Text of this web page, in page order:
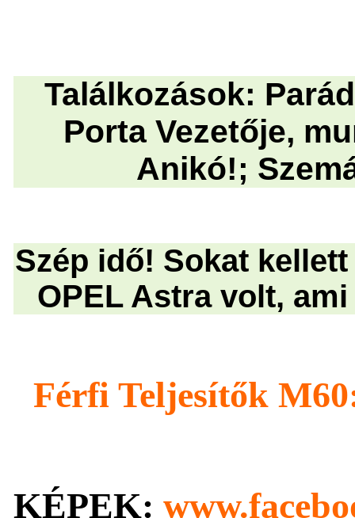
Találkozások:
Porta Vezetője,
Anikó!;
Szép idő! Sokat
OPEL Astra volt,
Férfi Teljesítők
KÉPEK: